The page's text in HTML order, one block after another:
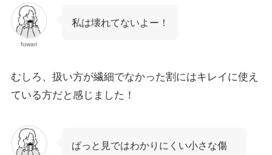
fuwari
私は壊れてないよー！
むしろ、扱い方が繊細でなかった割にはキレイに使え
ている方だと感じました！
ぱっと見ではわかりにくい小さな傷